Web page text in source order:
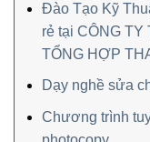
Đào Tạo Kỹ
rẻ tại CÔNG
TỔNG HỢP
Dạy nghề sửa
Chương trình